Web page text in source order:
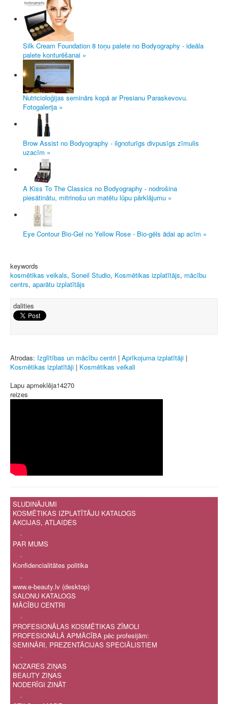
Silk Cream Foundation 8 toņu palete no Bodyography - ideāla
palete konturēšanai »
Nutricioloģijas seminārs kopā ar Presianu Paraskevovu.
Fotogalerija »
Brow Assist no Bodyography - ilgnoturīgs divpusīgs zīmulis
uzacīm »
A Kiss To The Classics no Bodyography - nodrošina
piesātinātu, mitrinošu un matētu lūpu pārklājumu »
Eye Contour Bio-Gel no Yellow Rose - Bio-gēls ādai ap acīm »
keywords
kosmētikas veikals, Soneil Studio, Kosmētikas izplatītājs, mācību
centrs, aparātu izplatītājs
dalities
Atrodas: Izglītības un mācību centri | Aprīkojuma izplatītāji |
Kosmētikas izplatītāji | Kosmētikas veikali
Lapu apmeklēja14270
reizes
SLUDINĀJUMI
KOSMĒTIKAS IZPLATĪTĀJU KATALOGS
AKCIJAS, ATLAIDES
.
PAR MUMS
.
Konfidencialitātes politika
.
www.e-beauty.lv (desktop)
SALONU KATALOGS
MĀCĪBU CENTRI
.
PROFESIONĀLAS KOSMĒTIKAS ZĪMOLI
PROFESIONĀLĀ APMĀCĪBA pēc profesijām:
SEMINĀRI, PREZENTĀCIJAS SPECIĀLISTIEM
.
NOZARES ZIŅAS
BEAUTY ZIŅAS
NODERĪGI ZINĀT
.